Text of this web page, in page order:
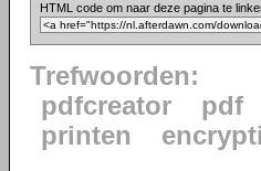
HTML code om naar deze pagina te
Trefwoorden:
pdfcreator
pdf
printen